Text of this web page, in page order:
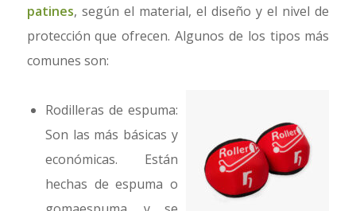
patines, según el material, el diseño y el nivel de
protección que ofrecen. Algunos de los tipos más
comunes son:
Rodilleras de espuma:
Son las más básicas y
económicas. Están
hechas de espuma o